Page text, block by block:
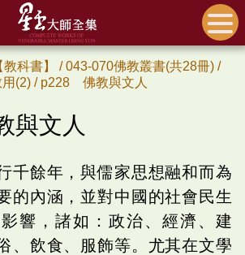
教科書】 /043-070佛教叢書(共28冊) /
(2) / p228 佛教與文人
與文人
千餘年，與儒家思想融和而為
的內涵，並對中國的社會民生
響，諸如：政治、經濟、建
、飲食、服飾等。尤其在文學